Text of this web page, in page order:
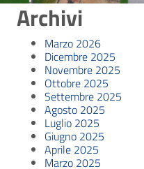
Archivi
Marzo 2026
Dicembre 2025
Novembre 2025
Ottobre 2025
Settembre 2025
Agosto 2025
Luglio 2025
Giugno 2025
Aprile 2025
Marzo 2025